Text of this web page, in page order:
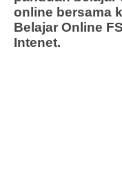
online bersama
Belajar Online
Intenet.